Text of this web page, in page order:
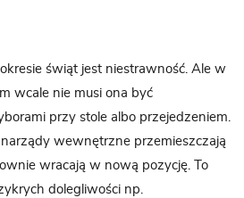
świąt jest niestrawność. Ale w
wcale nie musi ona być
przy stole albo przejedzeniem.
wewnętrzne przemieszczają
wracają w nową pozycję. To
dolegliwości np.